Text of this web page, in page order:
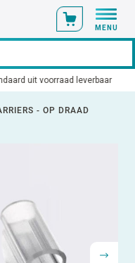
MENU
uit voorraad leverbaar
- OP DRAAD